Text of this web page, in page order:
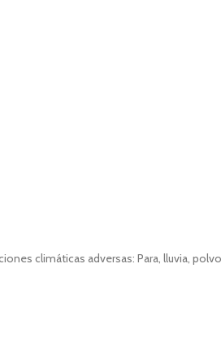
climáticas adversas: Para, lluvia,